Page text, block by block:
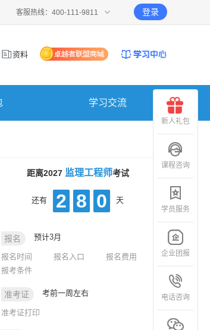
客服热线：400-111-9811 登录
资料
学习交流
距离2027 监理工程师考试
还有 2 8 0 天
报名 预计3月
报名时间 报名入口
报名费用
报考条件
准考证 考前一周左右
准考证打印
新人礼包
课程咨询
学员服务
企业团报
电话咨询